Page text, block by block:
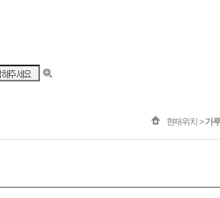
현재위치 >가